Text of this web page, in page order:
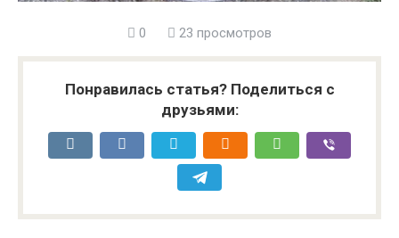
0 23 просмотров
Понравилась статья? Поделиться с
друзьями: